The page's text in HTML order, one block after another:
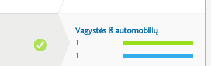
Vagystės iš automobilių
1
1